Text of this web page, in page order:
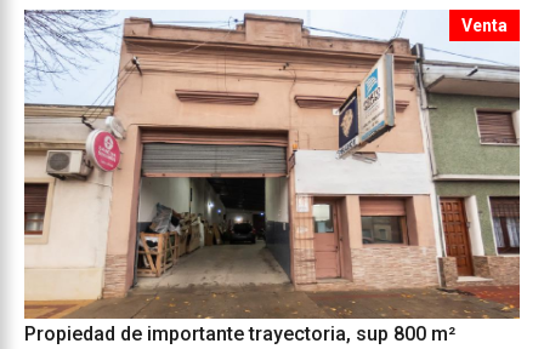
Venta
Propiedad de importante trayectoria, sup 800 m²